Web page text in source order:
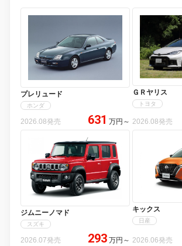
プレリュード
ホンダ
2026.08発売 631 万円 ～
ＧＲヤリス
トヨタ
2026.08発売
ジムニーノマド
スズキ
2026.07発売 293 万円 ～
キックス
日産
2026.06発売